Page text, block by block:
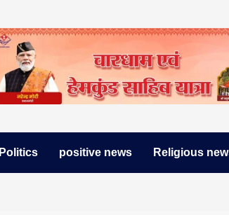
Politics positive news Religious